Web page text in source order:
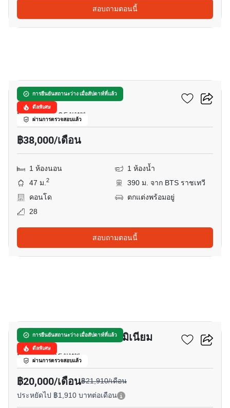
สอบถามตอนนี้
การยืนยันสถานะว่าง เมื่อสัปดาห์ที่แล้ว
ดีลพิเศษ
ผ่านการตรวจสอบแล้ว
พาร์ค ออริจิ้น ราชเทวี
ทุ่งพญาไท, กรุงเทพ
฿38,000/เดือน
1 ห้องนอน
1 ห้องน้ำ
47 ม.2
390 ม. จาก BTS ราชเทวี
คอนโด
ตกแต่งพร้อมอยู่
28
สอบถามตอนนี้
การยืนยันสถานะว่าง เมื่อสัปดาห์ที่แล้ว
ดีลพิเศษ
ผ่านการตรวจสอบแล้ว
วิทยุ คอมเพล็กซ์ คอนโดมิเนียม
มักกะสัน, กรุงเทพ
฿20,000/เดือน฿21,910/เดือน
ประหยัดไป ฿1,910 บาทต่อเดือน